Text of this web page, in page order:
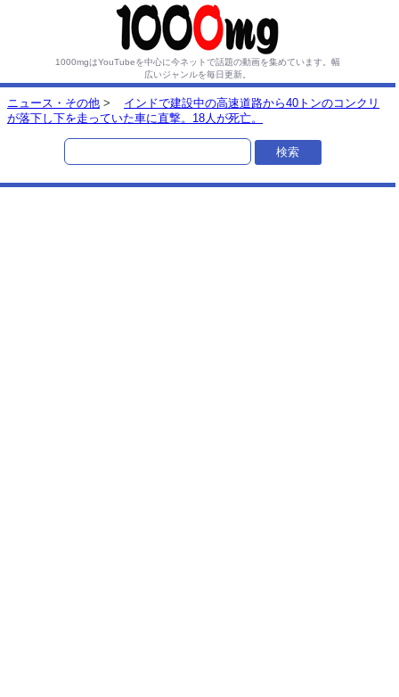
1000mgはYouTubeを中心に今ネットで話題の動画を集めています。 幅
広いジャンルを毎日更新。
ニュース・その他 >
インドで建設中の高速道路から40トンのコンクリ
が落下し下を走っていた車に直撃。18人が死亡。